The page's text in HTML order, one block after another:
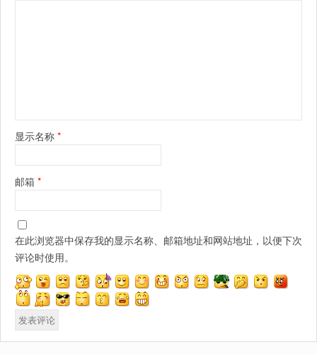
显示名称 *
邮箱 *
在此浏览器中保存我的显示名称、邮箱地址和网站地址，以便下次
评论时使用。